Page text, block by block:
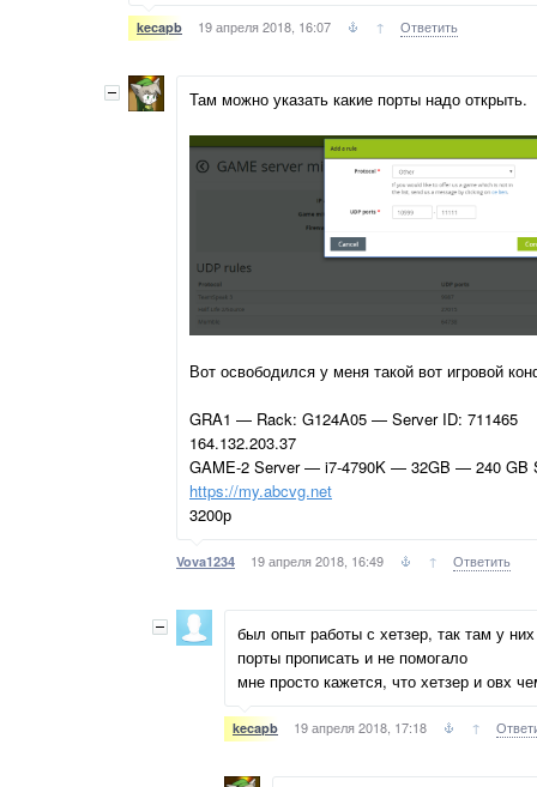
kecapb 19 апреля 2018, 16:07 ↑ Ответить
Там можно указать какие порты надо открыть.
Вот освободился у меня такой вот игровой
GRA1 — Rack: G124A05 — Server ID: 711465
164.132.203.37
GAME-2 Server — i7-4790K — 32GB — 240 GB
https://my.abcvg.net
3200р
Vova1234 19 апреля 2018, 16:49 ↑ Ответить
был опыт работы с хетзер, так там у
порты прописать и не помогало
мне просто кажется, что хетзер и овх
kecapb 19 апреля 2018, 17:18 ↑